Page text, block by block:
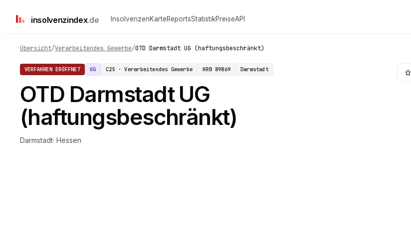
insolvenzindex.de InsolvenzenKarteReportsStatistikPreiseAPI
Übersicht/Verarbeitendes Gewerbe/OTD Darmstadt UG (haftungsbeschränkt)
VERFAHREN ERÖFFNET UG C25 · Verarbeitendes Gewerbe HRB 89869 Darmstadt
OTD Darmstadt UG
(haftungsbeschränkt)
Darmstadt· Hessen